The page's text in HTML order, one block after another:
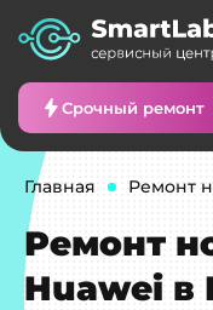
Срочный ремонт
Главная Ремонт
Ремонт
Huawei в